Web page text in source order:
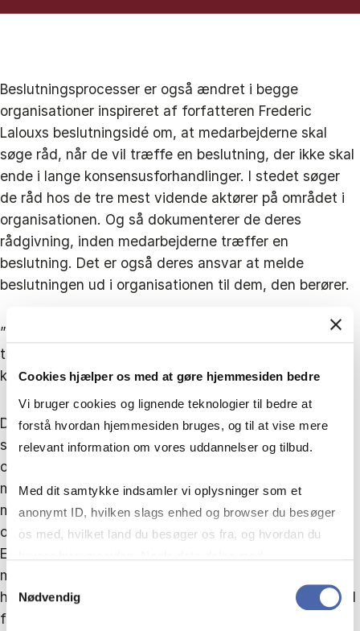
Cookies hjælper os med at gøre hjemmesiden bedre
Vi bruger cookies og lignende teknologier til bedre at
forstå hvordan hjemmesiden bruges, og til at vise mere
relevant information om vores uddannelser og tilbud.
Med dit samtykke indsamler vi oplysninger som et
anonymt ID, hvilken slags enhed og browser du besøger
os med, hvilket land du besøger os fra, og hvordan du
markedsføring. Du bestemmer selv - og kan altid trække
Samtykkevalg
Nødvendig
Beslutningsprocesser er også ændret i begge
organisationer inspireret af forfatteren Frederic
Lalouxs beslutningsidé om, at medarbejderne skal
søge råd, når de vil træffe en beslutning, der ikke skal
ende i lange konsensusforhandlinger. I stedet søger
de råd hos de tre mest vidende aktører på området i
organisationen. Og så dokumenterer de deres
rådgivning, inden medarbejderne træffer en
beslutning. Det er også deres ansvar at melde
beslutningen ud i organisationen til dem, den berører.
”Det er et ret andet format, end når topledelsen
træffer en beslutning og så melder den ud til alle,”
konstaterer Tobias Berggren Jensen.
De medledende teams, han har undersøgt, kan ikke
selv styre løn, men de fordeler ekstra midler i teamet,
og de har opsat pejlemærker for, hvornår en
medarbejder har fortjent en bonus. For eksempel hvis
man løfter flere roller. For i de medledende
organisationer bliver rollestrukturer afgørende.
Eksempelvis bliver klassiske lederopgaver til roller hos
medarbejderne. Det kan være, at teamet selv vælger,
hvem der skal udgøre ansættelsespanelet, når de skal
finde deres nye kollega.